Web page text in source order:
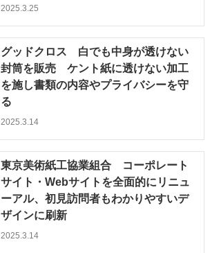
2025.3.25
グッドクロス 白でも中身が透けない
封筒を販売 ケント紙に透けない加工
を施し書類の内容やプライバシーを守
る
2025.3.14
東京美術紙工協業組合 コーポレート
サイト・Webサイトを全面的にリニュ
ーアル、初見訪問者もわかりやすいデ
ザインに刷新
2025.3.14